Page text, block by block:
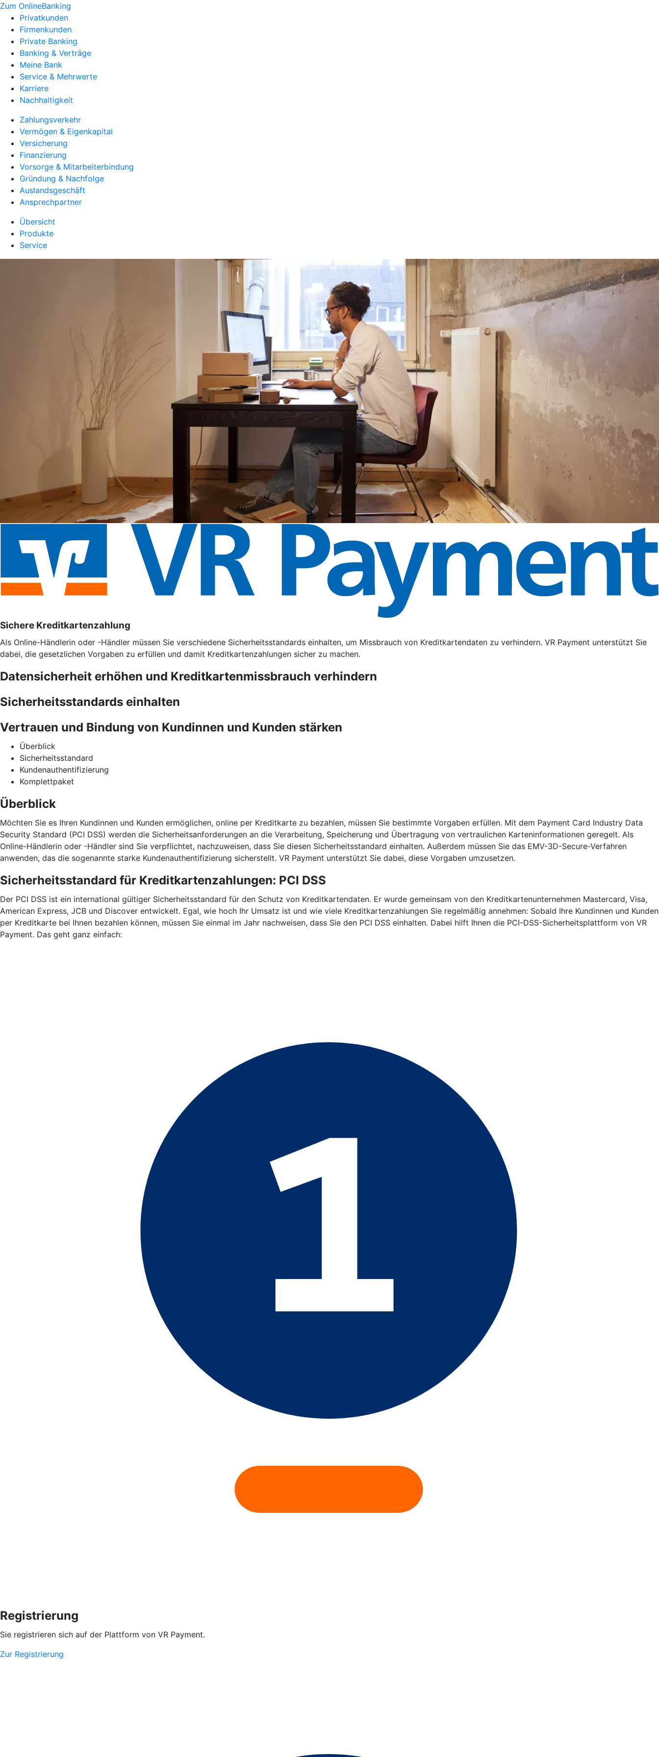
Zum OnlineBanking
Privatkunden
Firmenkunden
Private Banking
Banking & Verträge
Meine Bank
Service & Mehrwerte
Karriere
Nachhaltigkeit
Zahlungsverkehr
Vermögen & Eigenkapital
Versicherung
Finanzierung
Vorsorge & Mitarbeiterbindung
Gründung & Nachfolge
Auslandsgeschäft
Ansprechpartner
Übersicht
Produkte
Service
Sichere Kreditkartenzahlung
Als Online-Händlerin oder -Händler müssen Sie verschiedene Sicherheitsstandards einhalten, um Missbrauch von Kreditkartendaten zu verhindern. VR Payment unterstützt Sie
dabei, die gesetzlichen Vorgaben zu erfüllen und damit Kreditkartenzahlungen sicher zu machen.
Datensicherheit erhöhen und Kreditkartenmissbrauch verhindern
Sicherheitsstandards einhalten
Vertrauen und Bindung von Kundinnen und Kunden stärken
Überblick
Sicherheitsstandard
Kundenauthentifizierung
Komplettpaket
Überblick
Möchten Sie es Ihren Kundinnen und Kunden ermöglichen, online per Kreditkarte zu bezahlen, müssen Sie bestimmte Vorgaben erfüllen. Mit dem Payment Card Industry Data
Security Standard (PCI DSS) werden die Sicherheitsanforderungen an die Verarbeitung, Speicherung und Übertragung von vertraulichen Karteninformationen geregelt. Als
Online-Händlerin oder -Händler sind Sie verpflichtet, nachzuweisen, dass Sie diesen Sicherheitsstandard einhalten. Außerdem müssen Sie das EMV-3D-Secure-Verfahren
anwenden, das die sogenannte starke Kundenauthentifizierung sicherstellt. VR Payment unterstützt Sie dabei, diese Vorgaben umzusetzen.
Sicherheitsstandard für Kreditkartenzahlungen: PCI DSS
Der PCI DSS ist ein international gültiger Sicherheitsstandard für den Schutz von Kreditkartendaten. Er wurde gemeinsam von den Kreditkartenunternehmen Mastercard, Visa,
American Express, JCB und Discover entwickelt. Egal, wie hoch Ihr Umsatz ist und wie viele Kreditkartenzahlungen Sie regelmäßig annehmen: Sobald Ihre Kundinnen und Kunden
per Kreditkarte bei Ihnen bezahlen können, müssen Sie einmal im Jahr nachweisen, dass Sie den PCI DSS einhalten. Dabei hilft Ihnen die PCI-DSS-Sicherheitsplattform von VR
Payment. Das geht ganz einfach:
Registrierung
Sie registrieren sich auf der Plattform von VR Payment.
Zur Registrierung